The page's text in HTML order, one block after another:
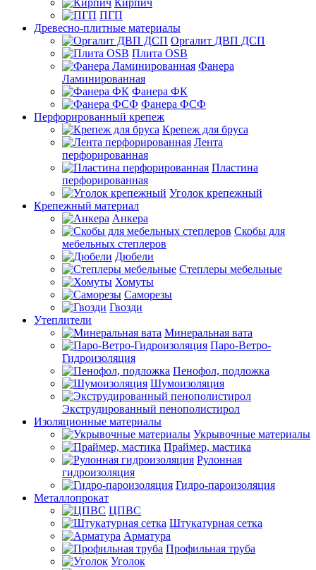
Кирпич
ПГП
Древесно-плитные материалы
Оргалит ДВП ДСП
Плита OSB
Фанера
Ламинированная
Фанера ФК
Фанера ФСФ
Перфорированный крепеж
Крепеж для бруса
Лента
перфорированная
Пластина
перфорированная
Уголок крепежный
Крепежный материал
Анкера
Скобы для
мебельных степлеров
Дюбели
Степлеры мебельные
Хомуты
Саморезы
Гвозди
Утеплители
Минеральная вата
Паро-Ветро-
Гидроизоляция
Пенофол, подложка
Шумоизоляция
Экструдированный пенополистирол
Изоляционные материалы
Укрывочные материалы
Праймер, мастика
Рулонная
гидроизоляция
Гидро-пароизоляция
Металлопрокат
ЦПВС
Штукатурная сетка
Арматура
Профильная труба
Уголок